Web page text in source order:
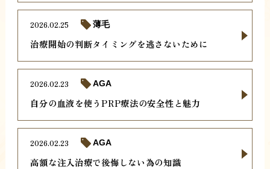
治療開始の判断タイミングを逃さないために
2026.02.25 薄毛
自分の血液を使うPRP療法の安全性と魅力
2026.02.23 AGA
高額な注入治療で後悔しない為の知識
2026.02.23 AGA